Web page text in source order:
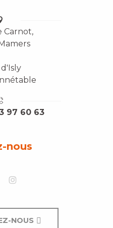
Carnot,
97 60 63
nous
NOUS